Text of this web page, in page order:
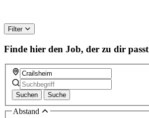
Filter
Finde hier den Job, der zu dir passt
Suchen Suche
Abstand